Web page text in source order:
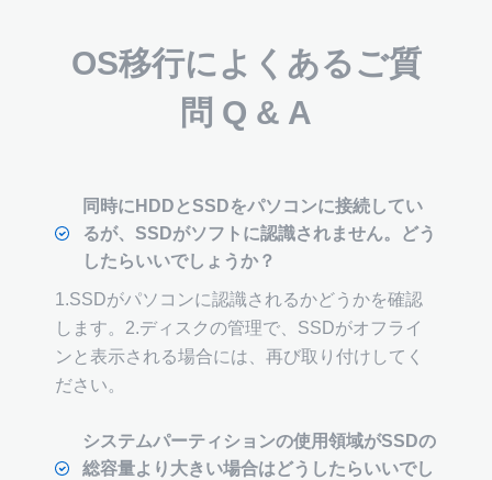
OS移行によくあるご質
問 Q & A
同時にHDDとSSDをパソコンに接続してい
るが、SSDがソフトに認識されません。どう
したらいいでしょうか？
1.SSDがパソコンに認識されるかどうかを確認
します。2.ディスクの管理で、SSDがオフライ
ンと表示される場合には、再び取り付けしてく
ださい。
システムパーティションの使用領域がSSDの
総容量より大きい場合はどうしたらいいでし